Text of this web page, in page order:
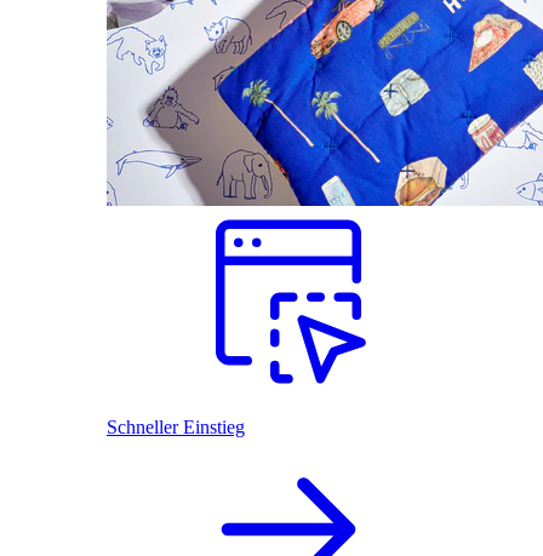
Schneller Einstieg